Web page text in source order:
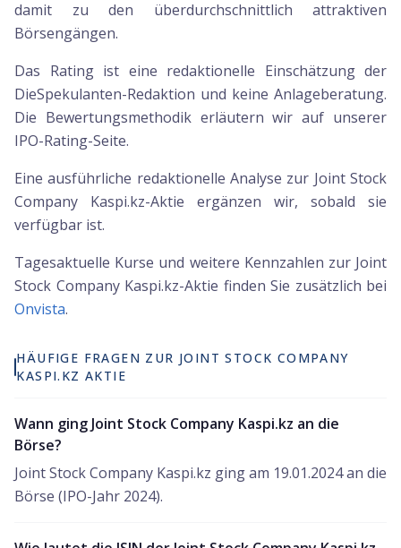
damit zu den überdurchschnittlich attraktiven
Börsengängen.
Das Rating ist eine redaktionelle Einschätzung der
DieSpekulanten-Redaktion und keine Anlageberatung.
Die Bewertungsmethodik erläutern wir auf unserer
IPO-Rating-Seite.
Eine ausführliche redaktionelle Analyse zur Joint Stock
Company Kaspi.kz-Aktie ergänzen wir, sobald sie
verfügbar ist.
Tagesaktuelle Kurse und weitere Kennzahlen zur Joint
Stock Company Kaspi.kz-Aktie finden Sie zusätzlich bei
Onvista.
HÄUFIGE FRAGEN ZUR JOINT STOCK COMPANY
KASPI.KZ AKTIE
Wann ging Joint Stock Company Kaspi.kz an die
Börse?
Joint Stock Company Kaspi.kz ging am 19.01.2024 an die
Börse (IPO-Jahr 2024).